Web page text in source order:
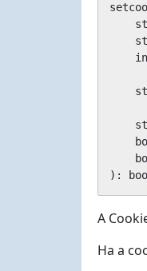
int
//
):
A
Ha a